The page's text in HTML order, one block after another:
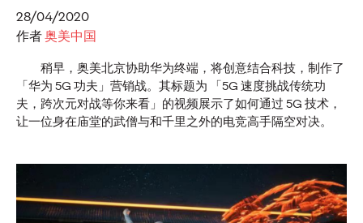
28/04/2020
作者奥美中国
稍早，奥美北京协助华为终端，将创意结合科技，制作了
「华为 5G 功夫」营销战。其标题为 「5G 速度挑战传统功
夫，跨次元对战等你来看」的视频展示了如何通过 5G 技术，
让一位身在庙堂的武僧与和千里之外的电竞高手隔空对决。
观点
奥美发布首届2026年亚
太地区可信度指数，推
出可信度声誉资产管理